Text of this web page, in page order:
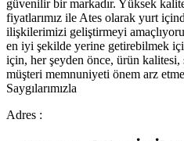
güvenilir bir markadır. Yüksek
fiyatlarımız ile Ates olarak yurt
ilişkilerimizi geliştirmeyi
en iyi şekilde yerine getirebilmek
için, her şeyden önce, ürün kalitesi,
müşteri memnuniyeti önem arz
Saygılarımızla
Adres :